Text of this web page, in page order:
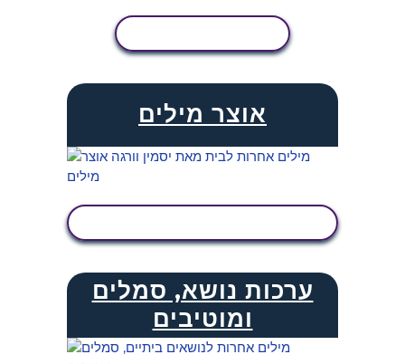
אוצר מילים
ערכות נושא, סמלים
ומוטיבים